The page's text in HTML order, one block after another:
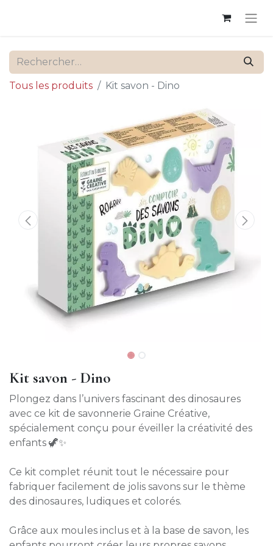
Tous les produits Kit savon - Dino
Kit savon - Dino
Plongez dans l’univers fascinant des dinosaures
avec ce kit de savonnerie Graine Créative,
spécialement conçu pour éveiller la créativité des
enfants 🦖✨
Ce kit complet réunit tout le nécessaire pour
fabriquer facilement de jolis savons sur le thème
des dinosaures, ludiques et colorés.
Grâce aux moules inclus et à la base de savon, les